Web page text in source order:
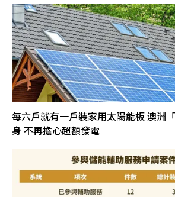
每六戶就有一戶裝家用太陽能板 澳洲
身 不再擔心超額發電